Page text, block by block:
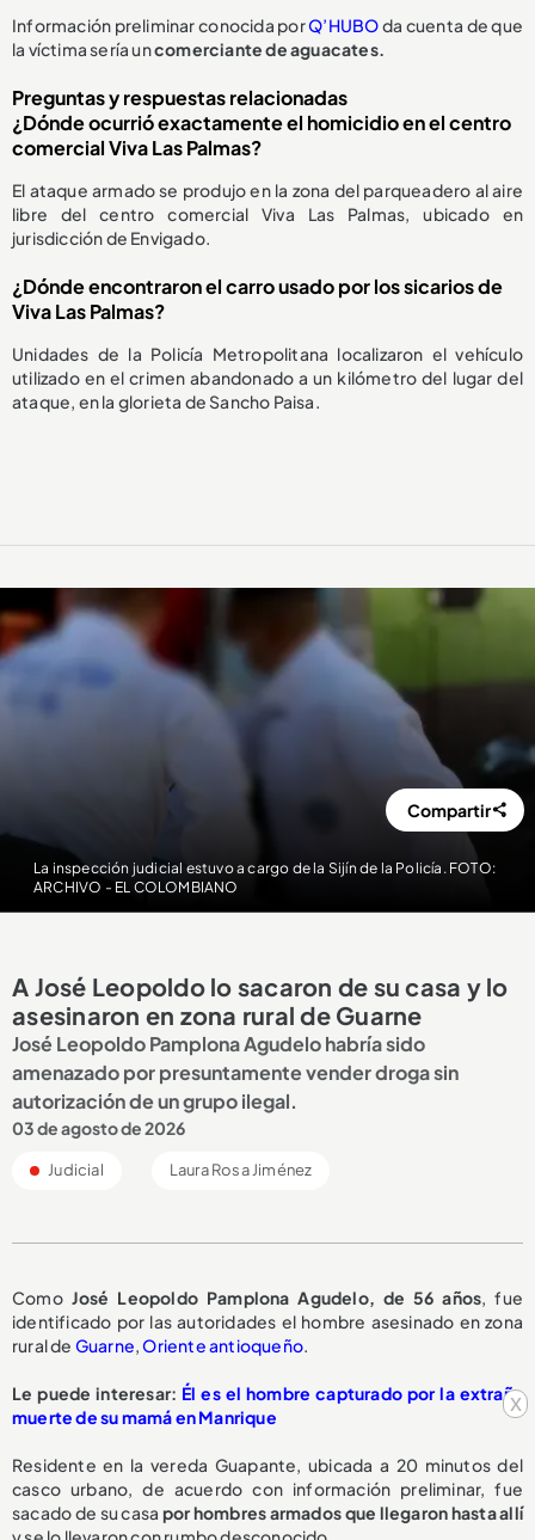
x
Información preliminar conocida porQ’HUBOda cuenta de que
la víctima sería uncomerciante de aguacates.
Preguntas y respuestas relacionadas
¿Dónde ocurrió exactamente el homicidio en el centro
comercial Viva Las Palmas?
El ataque armado se produjo en la zona del parqueadero al aire
libre del centro comercial Viva Las Palmas, ubicado en
jurisdicción de Envigado.
¿Dónde encontraron el carro usado por los sicarios de
Viva Las Palmas?
Unidades de la Policía Metropolitana localizaron el vehículo
utilizado en el crimen abandonado a un kilómetro del lugar del
ataque, en la glorieta de Sancho Paisa.
La inspección judicial estuvo a cargo de la Sijín de la Policía. FOTO:
ARCHIVO - EL COLOMBIANO
Compartir
A José Leopoldo lo sacaron de su casa y lo
asesinaron en zona rural de Guarne
José Leopoldo Pamplona Agudelo habría sido
amenazado por presuntamente vender droga sin
autorización de un grupo ilegal.
03 de agosto de 2026
Judicial Laura Rosa Jiménez
Como José Leopoldo Pamplona Agudelo, de 56 años, fue
identificado por las autoridades el hombre asesinado en zona
rural de Guarne,Oriente antioqueño.
Le puede interesar: Él es el hombre capturado por la extraña
muerte de su mamá en Manrique
Residente en la vereda Guapante, ubicada a 20 minutos del
casco urbano, de acuerdo con información preliminar, fue
sacado de su casa por hombres armados que llegaron hasta allí